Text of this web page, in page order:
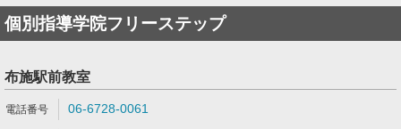
個別指導学院フリーステップ
布施駅前教室
06-6728-0061